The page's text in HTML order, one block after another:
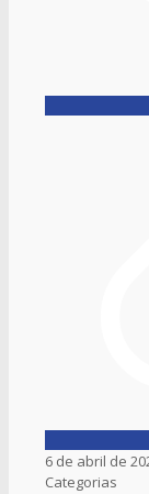
6 de abril de
Categorias